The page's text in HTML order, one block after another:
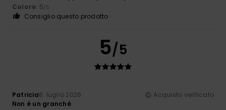
Colore: 5/5
Consiglio questo prodotto
5/5
Patricia8. luglio 2026
Acquisto verificato
Non è un granché